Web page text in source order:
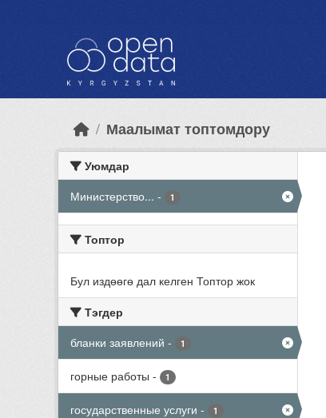
Маалымат топтомдору
Уюмдар
Министерство... - 1
Топтор
Бул издөөгө дал келген Топтор жок
Тэгдер
бланки заявлений - 1
горные работы - 1
государственные услуги - 1